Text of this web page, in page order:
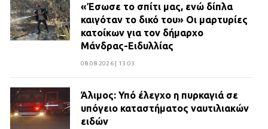
«Έσωσε το σπίτι μας, ενώ δίπλα
καιγόταν το δικό του» Οι μαρτυρίες
κατοίκων για τον δήμαρχο
Μάνδρας-Ειδυλλίας
08.08.2026 | 13:03
Άλιμος: Υπό έλεγχο η πυρκαγιά σε
υπόγειο καταστήματος ναυτιλιακών
ειδών